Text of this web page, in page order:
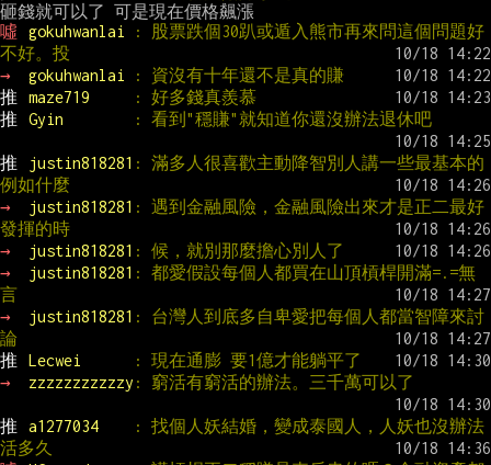
噓
gokuhwanlai
: 股票跌個30趴或遁入熊市再來問這個問題好
不好。投
→
gokuhwanlai
: 資沒有十年還不是真的賺
推
maze719
: 好多錢真羨慕
推
Gyin : 看到"穩賺"就知道你還沒辦法退休吧
推 justin818281 : 滿多人很喜歡主動降智別人講一些最基本的
例如什麼
→
justin818281 : 遇到金融風險，金融風險出來才是正二最好
發揮的時
→
justin818281 : 候，就別那麼擔心別人了
→
justin818281 : 都愛假設每個人都買在山頂槓桿開滿=.=無
言
→
justin818281 : 台灣人到底多自卑愛把每個人都當智障來討
論
推
Lecwei
: 現在通膨 要1億才能躺平了
→
zzzzzzzzzzzy : 窮活有窮活的辦法。三千萬可以了
推 a1277034
: 找個人妖結婚，變成泰國人，人妖也沒辦法
活多久